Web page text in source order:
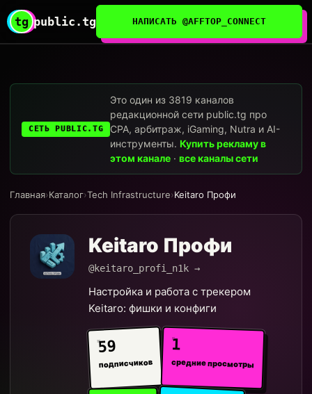
tg public.tg НАПИСАТЬ @AFFTOP_CONNECT
СЕТЬ PUBLIC.TG
Это один из 3819 каналов
редакционной сети public.tg про
CPA, арбитраж, iGaming, Nutra и AI-
инструменты.Купить рекламу в
этом канале ·все каналы сети
Главная›Каталог›Tech Infrastructure›Keitaro Профи
Keitaro Профи
@keitaro_profi_n1k →
Настройка и работа с трекером
Keitaro: фишки и конфиги
59
подписчиков
1
средние просмотры